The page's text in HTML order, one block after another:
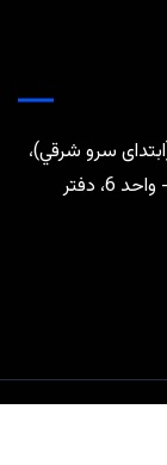
سرو شرقي)،
پلاک 165،طبقه دوم - بالای داروخانه ایساتیس - واحد 6، دفتر